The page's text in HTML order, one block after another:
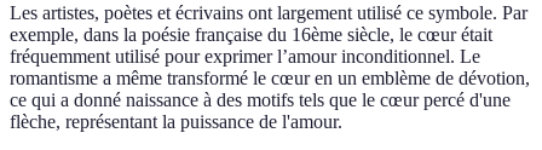
Les artistes, poètes et écrivains ont largement utilisé ce symbole. Par
exemple, dans la poésie française du 16ème siècle, le cœur était
fréquemment utilisé pour exprimer l’amour inconditionnel. Le
romantisme a même transformé le cœur en un emblème de dévotion,
ce qui a donné naissance à des motifs tels que le cœur percé d'une
flèche, représentant la puissance de l'amour.